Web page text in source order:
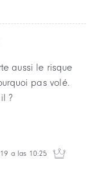
aussi le risque
pas volé.
?
a las 10:25